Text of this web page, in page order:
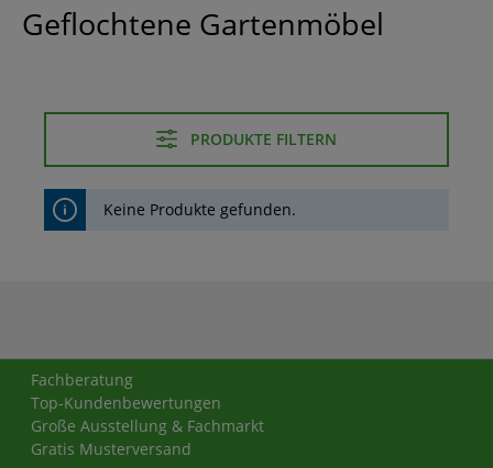
Geflochtene Gartenmöbel
PRODUKTE FILTERN
Keine Produkte gefunden.
Fachberatung
Top-Kundenbewertungen
Große Ausstellung & Fachmarkt
Gratis Musterversand